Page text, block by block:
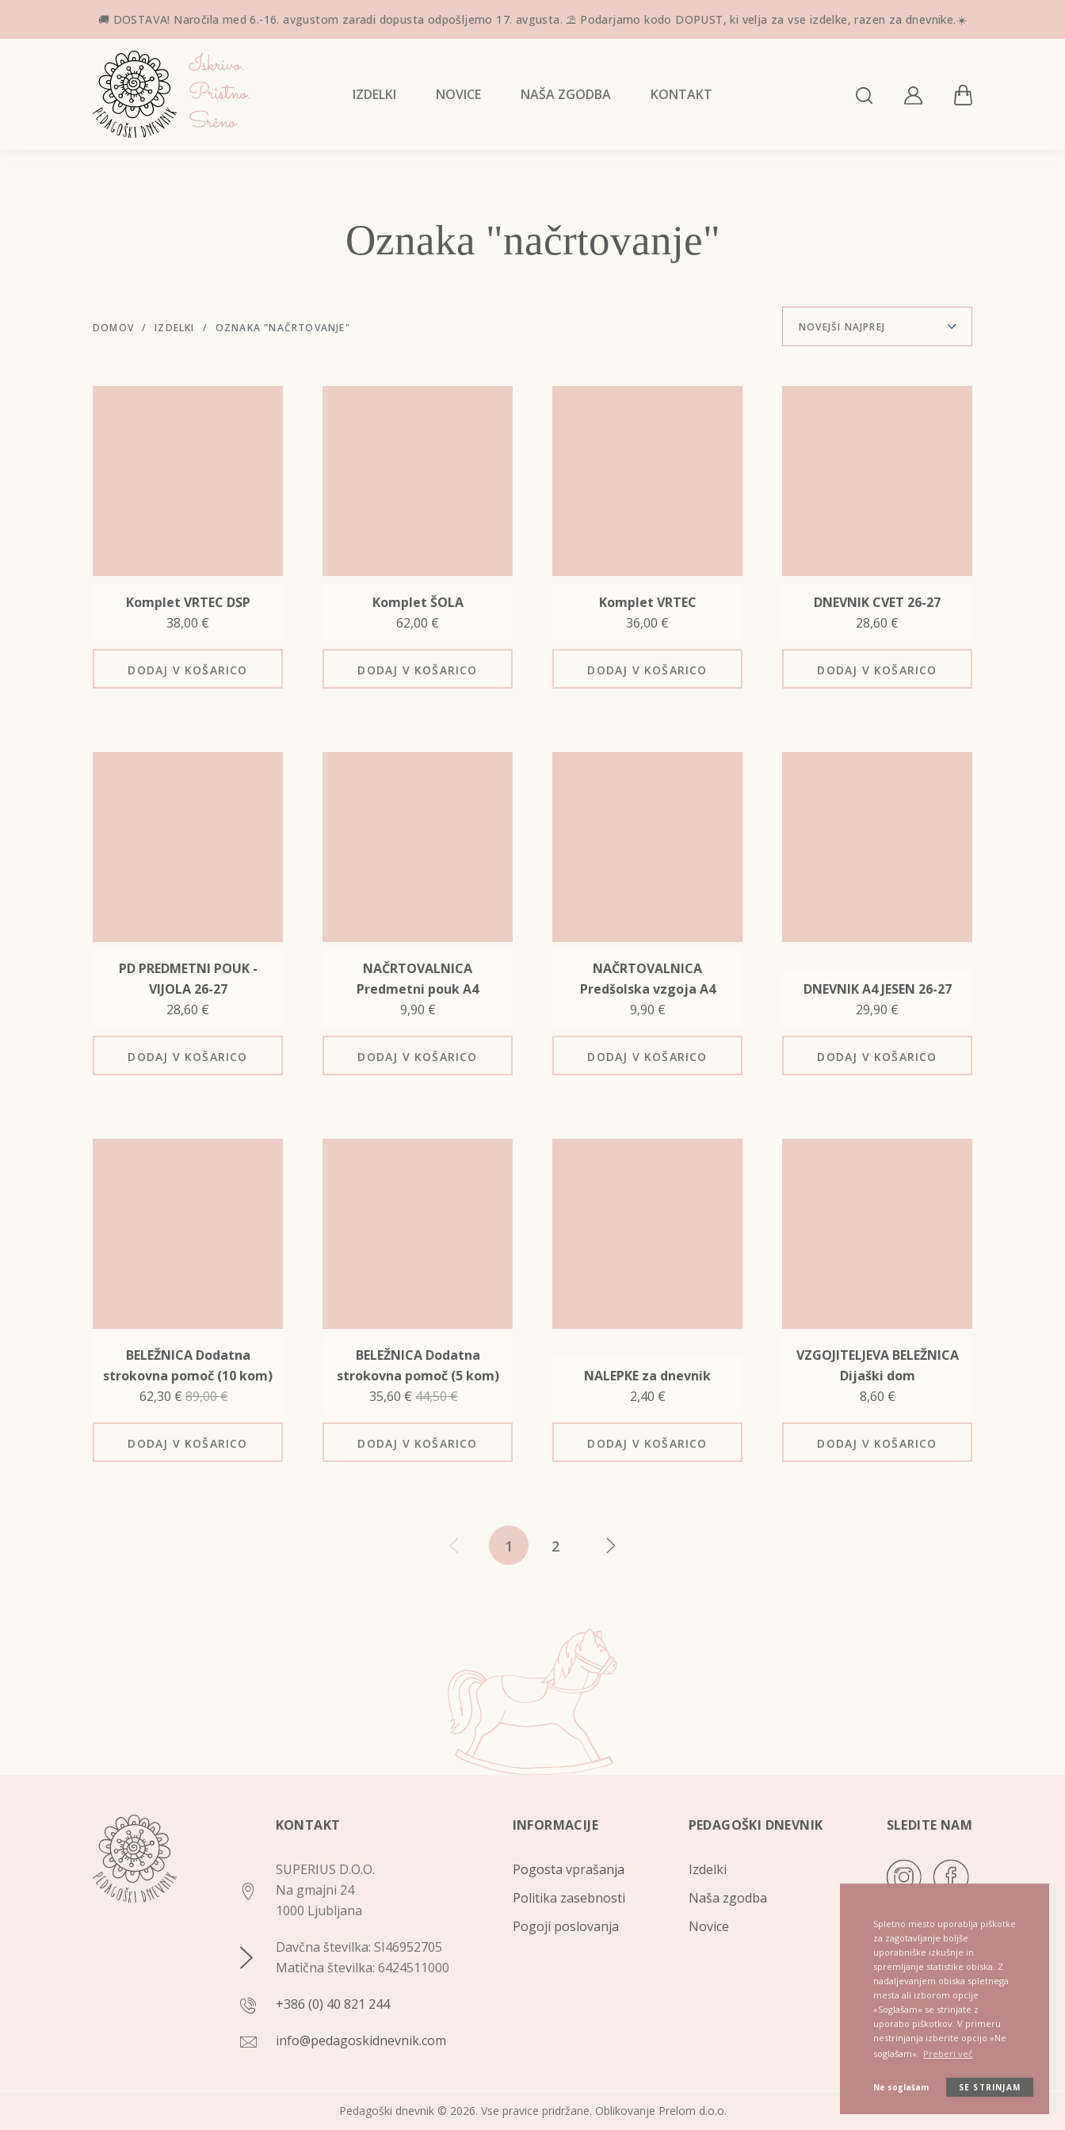
Spletno mesto uporablja piškotke
za zagotavljanje boljše
uporabniške izkušnje in
spremljanje statistike obiska. Z
nadaljevanjem obiska spletnega
mesta ali izborom opcije
»Soglašam« se strinjate z
uporabo piškotkov. V primeru
nestrinjanja izberite opcijo »Ne
soglašam«. Preberi več
Ne soglašam SE STRINJAM
🚚 DOSTAVA! Naročila med 6.-16. avgustom zaradi dopusta odpošljemo 17. avgusta. ⛱️ Podarjamo kodo DOPUST, ki velja za vse izdelke, razen za dnevnike.☀️
Iskrivo.
Pristno.
Srčno.
IZDELKI NOVICE NAŠA ZGODBA KONTAKT
Oznaka "načrtovanje"
DOMOV IZDELKI OZNAKA "NAČRTOVANJE"
Komplet VRTEC DSP
38,00 €
DODAJ V KOŠARICO
Komplet ŠOLA
62,00 €
DODAJ V KOŠARICO
Komplet VRTEC
36,00 €
DODAJ V KOŠARICO
DNEVNIK CVET 26-27
28,60 €
DODAJ V KOŠARICO
PD PREDMETNI POUK -
VIJOLA 26-27
28,60 €
DODAJ V KOŠARICO
NAČRTOVALNICA
Predmetni pouk A4
9,90 €
DODAJ V KOŠARICO
NAČRTOVALNICA
Predšolska vzgoja A4
9,90 €
DODAJ V KOŠARICO
DNEVNIK A4 JESEN 26-27
29,90 €
DODAJ V KOŠARICO
BELEŽNICA Dodatna
strokovna pomoč (10 kom)
62,30 € 89,00€
DODAJ V KOŠARICO
BELEŽNICA Dodatna
strokovna pomoč (5 kom)
35,60 € 44,50€
DODAJ V KOŠARICO
NALEPKE za dnevnik
2,40 €
DODAJ V KOŠARICO
VZGOJITELJEVA BELEŽNICA
Dijaški dom
8,60 €
DODAJ V KOŠARICO
1 2
KONTAKT
SUPERIUS D.O.O.
Na gmajni 24
1000 Ljubljana
Davčna številka: SI46952705
Matična številka: 6424511000
+386 (0) 40 821 244
info@pedagoskidnevnik.com
INFORMACIJE
Pogosta vprašanja
Politika zasebnosti
Pogoji poslovanja
PEDAGOŠKI DNEVNIK
Izdelki
Naša zgodba
Novice
SLEDITE NAM
Pedagoški dnevnik © 2026. Vse pravice pridržane. Oblikovanje Prelom d.o.o.